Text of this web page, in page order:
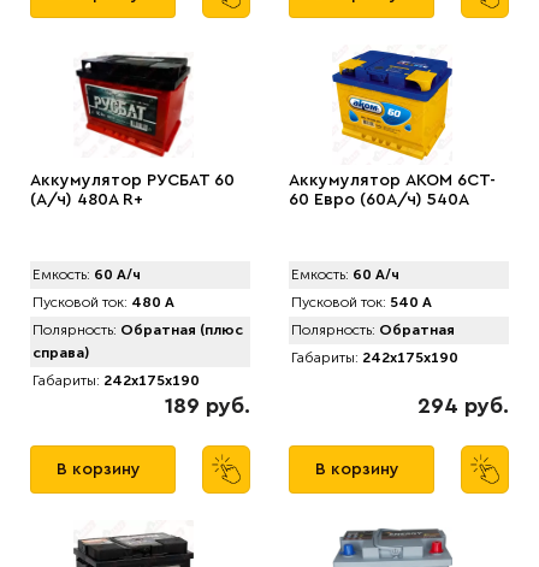
Аккумулятор РУСБАТ 60
(А/ч) 480A R+
Емкость: 60 А/ч
Пусковой ток: 480 А
Полярность: Обратная (плюс
справа)
Габариты: 242x175x190
189 руб.
В корзину
Аккумулятор AKOM 6CT-
60 Евро (60А/ч) 540А
Емкость: 60 А/ч
Пусковой ток: 540 А
Полярность: Обратная
Габариты: 242x175x190
294 руб.
В корзину